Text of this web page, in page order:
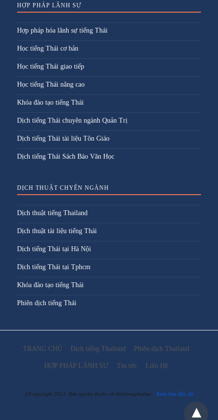
HỢP PHÁP LÃNH SỰ
Hợp pháp hóa lãnh sự tiếng Thái
Học tiếng Thái cơ bản
Học tiếng Thái giao tiếp
Học tiếng Thái nâng cao
Khóa đào tạo tiếng Thái
Dịch tiếng Thái chuyên ngành Quản Trị
Dịch tiếng Thái tài liệu Tôn Giáo
Dịch tiếng Thái Sách Báo Văn Học
DỊCH THUẬT CHYÊN NGÀNH
Dịch thuật tiếng Thailand
Dịch thuật tài liệu tiếng Thái
Dịch tiếng Thái tại Hà Nội
Dịch tiếng Thái tại Tphcm
Khóa đào tạo tiếng Thái
Phiên dịch tiếng Thái
TRANG CHỦ Dịch tiếng Thailand Phiên dịch Thailand
HỢP PHÁP LÃNH SỰ Tin tức Liên Hệ
@Copyright 2012. Bản quyền thuộc về dichtiengthailan Xem bản đầy đủ